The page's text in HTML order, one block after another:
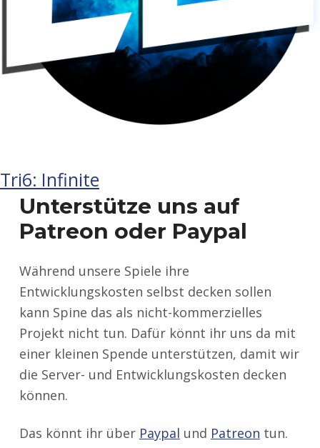
Tri6: Infinite
Unterstütze uns auf
Patreon oder Paypal
Während unsere Spiele ihre
Entwicklungskosten selbst decken sollen
kann Spine das als nicht-kommerzielles
Projekt nicht tun. Dafür könnt ihr uns da mit
einer kleinen Spende unterstützen, damit wir
die Server- und Entwicklungskosten decken
können.
Das könnt ihr über Paypal und Patreon tun.